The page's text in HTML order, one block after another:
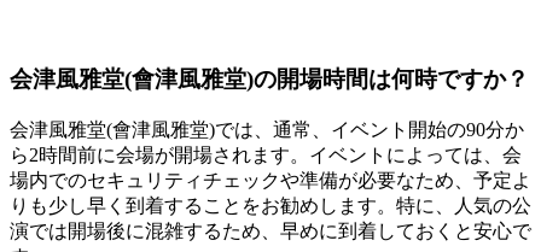
会津風雅堂(會津風雅堂)の開場時間は何時ですか？
会津風雅堂(會津風雅堂)では、通常、イベント開始の90分か
ら2時間前に会場が開場されます。イベントによっては、会
場内でのセキュリティチェックや準備が必要なため、予定よ
りも少し早く到着することをお勧めします。特に、人気の公
演では開場後に混雑するため、早めに到着しておくと安心で